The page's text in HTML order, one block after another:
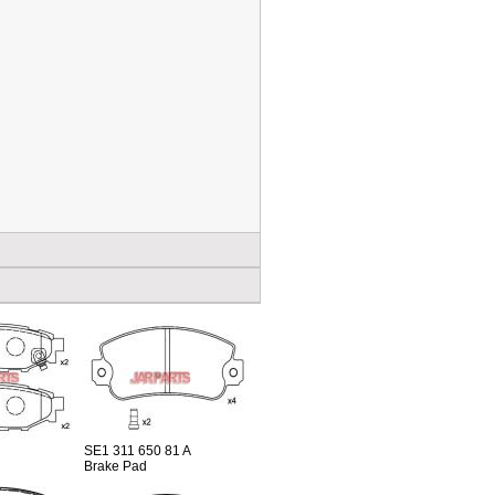
SE1 311 650 81 A
Brake Pad